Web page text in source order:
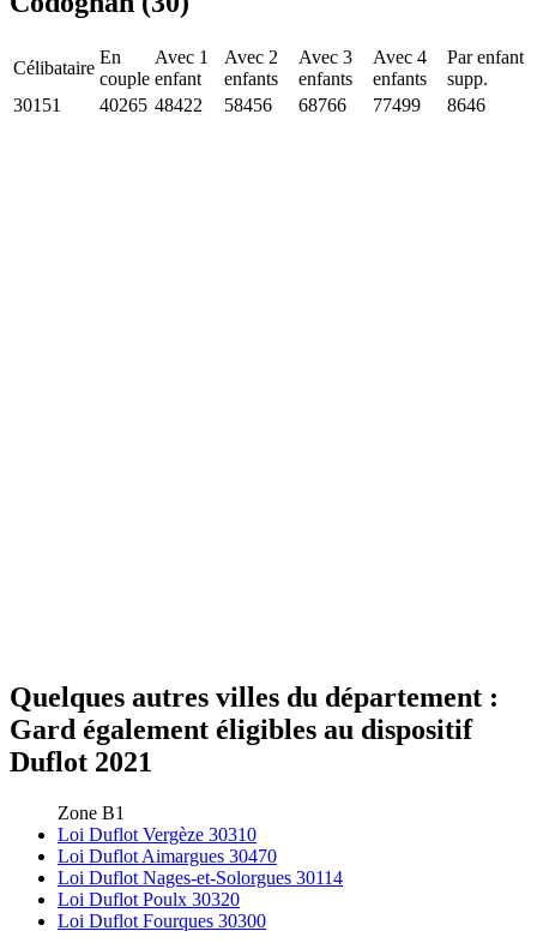
Célibataire
En
couple
Avec 1
enfant
Avec 2
enfants
Avec 3
enfants
Avec 4
enfants
Par enfant
supp.
30151
40265 48422 58456 68766 77499 8646
Quelques autres villes du département :
Gard également éligibles au dispositif
Duflot 2021
Zone B1
Loi Duflot Vergèze 30310
Loi Duflot Aimargues 30470
Loi Duflot Nages-et-Solorgues 30114
Loi Duflot Poulx 30320
Loi Duflot Fourques 30300